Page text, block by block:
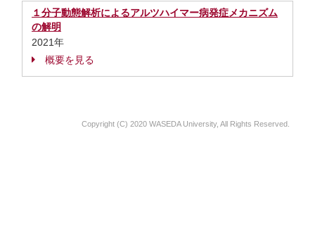
１分子動態解析によるアルツハイマー病発症メカニズム
の解明
2021年
概要を見る
Copyright (C) 2020 WASEDA University, All Rights Reserved.